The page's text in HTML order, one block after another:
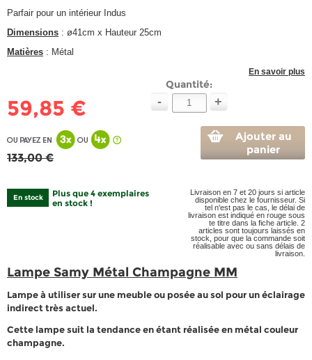
Parfair pour un intérieur Indus
Dimensions : ø41cm x Hauteur 25cm
Matières : Métal
En savoir plus
59,85 €
133,00 €
Quantité:
- +
Ajouter au
panier
En stock
Plus que 4 exemplaires
en stock !
Livraison en 7 et 20 jours si article
disponible chez le fournisseur. Si
tel n'est pas le cas, le délai de
livraison est indiqué en rouge sous
te titre dans la fiche article. 2
articles sont toujours laissés en
stock, pour que la commande soit
réalisable avec ou sans délais de
livraison.
Lampe Samy Métal Champagne MM
Lampe à utiliser sur une meuble ou posée au sol pour un éclairage
indirect très actuel.
Cette lampe suit la tendance en étant réalisée en métal couleur
champagne.